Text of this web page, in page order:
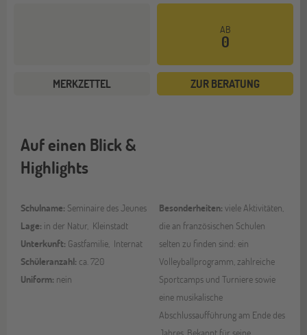
AB
0
MERKZETTEL ZUR BERATUNG
Auf einen Blick &
Highlights
Schulname: Seminaire des Jeunes
Lage: in der Natur, Kleinstadt
Unterkunft: Gastfamilie, Internat
Schüleranzahl: ca. 720
Uniform: nein
Besonderheiten: viele Aktivitäten,
die an französischen Schulen
selten zu finden sind: ein
Volleyballprogramm, zahlreiche
Sportcamps und Turniere sowie
eine musikalische
Abschlussaufführung am Ende des